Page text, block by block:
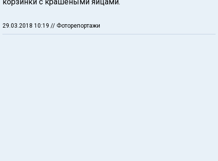
29.03.2018 10:19 // Фоторепортажи